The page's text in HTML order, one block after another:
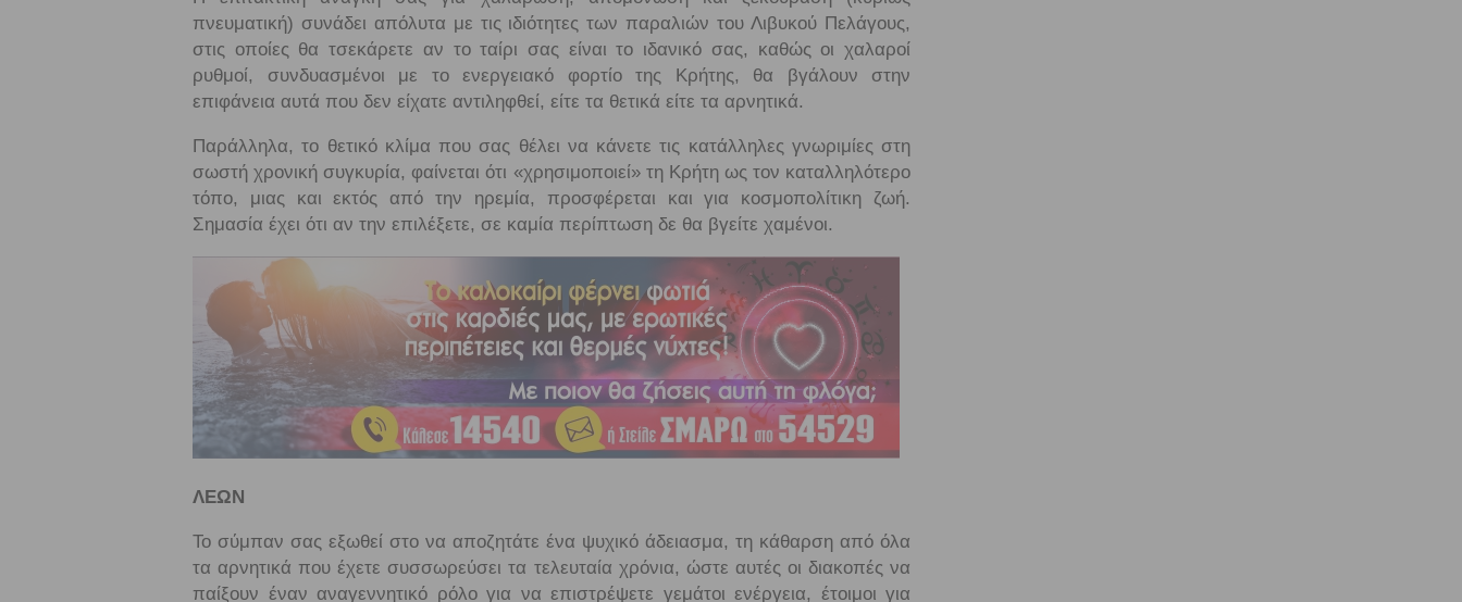
πνευματική) συνάδει απόλυτα με τις ιδιότητες των παραλιών του Λιβυκού Πελάγους,
στις οποίες θα τσεκάρετε αν το ταίρι σας είναι το ιδανικό σας, καθώς οι χαλαροί
ρυθμοί, συνδυασμένοι με το ενεργειακό φορτίο της Κρήτης, θα βγάλουν στην
επιφάνεια αυτά που δεν είχατε αντιληφθεί, είτε τα θετικά είτε τα αρνητικά.
Παράλληλα, το θετικό κλίμα που σας θέλει να κάνετε τις κατάλληλες γνωριμίες στη
σωστή χρονική συγκυρία, φαίνεται ότι «χρησιμοποιεί» τη Κρήτη ως τον καταλληλότερο
τόπο, μιας και εκτός από την ηρεμία, προσφέρεται και για κοσμοπολίτικη ζωή.
Σημασία έχει ότι αν την επιλέξετε, σε καμία περίπτωση δε θα βγείτε χαμένοι.
ΛΕΩΝ
Το σύμπαν σας εξωθεί στο να αποζητάτε ένα ψυχικό άδειασμα, τη κάθαρση από όλα
τα αρνητικά που έχετε συσσωρεύσει τα τελευταία χρόνια, ώστε αυτές οι διακοπές να
παίξουν έναν αναγεννητικό ρόλο για να επιστρέψετε γεμάτοι ενέργεια, έτοιμοι για